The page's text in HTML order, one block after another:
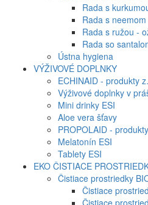
Rada s
Rada s
Rada s ružou -
Rada so
Ústna hygiena
VÝŽIVOVÉ DOPLNKY
ECHINAID - produkty
Výživové doplnky v
Mini drinky ESI
Aloe vera šťavy
PROPOLAID -
Melatonín ESI
Tablety ESI
EKO ČISTIACE
Čistiace prostriedky
Čistiace
Čistiace